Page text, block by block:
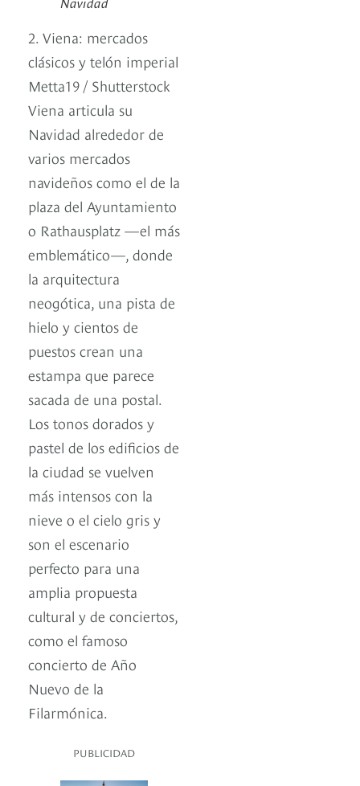
2. Viena: mercados
clásicos y telón imperial
Metta19 / Shutterstock
Viena articula su
Navidad alrededor de
varios mercados
navideños como el de la
plaza del Ayuntamiento
o Rathausplatz —el más
emblemático—, donde
la arquitectura
neogótica, una pista de
hielo y cientos de
puestos crean una
estampa que parece
sacada de una postal.
Los tonos dorados y
pastel de los edificios de
la ciudad se vuelven
más intensos con la
nieve o el cielo gris y
son el escenario
perfecto para una
amplia propuesta
cultural y de conciertos,
como el famoso
concierto de Año
Nuevo de la
Filarmónica.
PUBLICIDAD